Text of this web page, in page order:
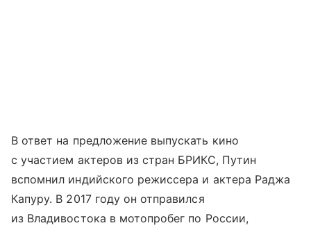
В ответ на предложение выпускать кино
с участием актеров из стран БРИКС, Путин
вспомнил индийского режиссера и актера Раджа
Капуру. В 2017 году он отправился
из Владивостока в мотопробег по России,